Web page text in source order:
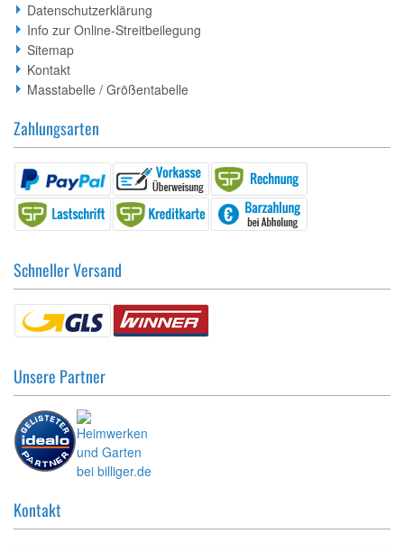
Datenschutzerklärung
Info zur Online-Streitbeilegung
Sitemap
Kontakt
Masstabelle / Größentabelle
Zahlungsarten
Schneller Versand
Unsere Partner
Kontakt